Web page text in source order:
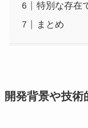
特別な存在
まとめ
開発背景や技術